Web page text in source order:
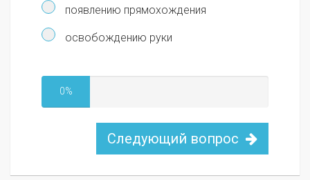
появлению прямохождения
освобождению руки
0%
Следующий вопрос